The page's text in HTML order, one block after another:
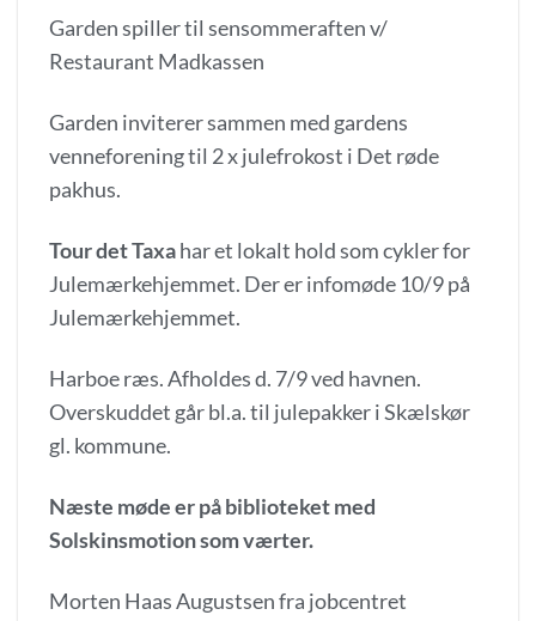
Garden spiller til sensommeraften v/
Restaurant Madkassen
Garden inviterer sammen med gardens
venneforening til 2 x julefrokost i Det røde
pakhus.
Tour det Taxahar et lokalt hold som cykler for
Julemærkehjemmet. Der er infomøde 10/9 på
Julemærkehjemmet.
Harboe ræs. Afholdes d. 7/9 ved havnen.
Overskuddet går bl.a. til julepakker i Skælskør
gl. kommune.
Næste møde er på biblioteket med
Solskinsmotion som værter.
Morten Haas Augustsen fra jobcentret